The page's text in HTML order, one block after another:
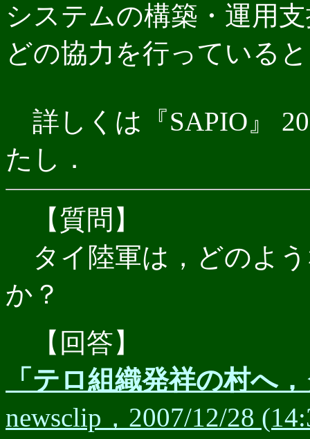
システムの構築・運用
どの協力を行っている
詳しくは『SAPIO』
たし．
【質問】
タイ陸軍は，どのよ
か？
【回答】
「テロ組織発祥の村へ
newsclip，2007/12/28